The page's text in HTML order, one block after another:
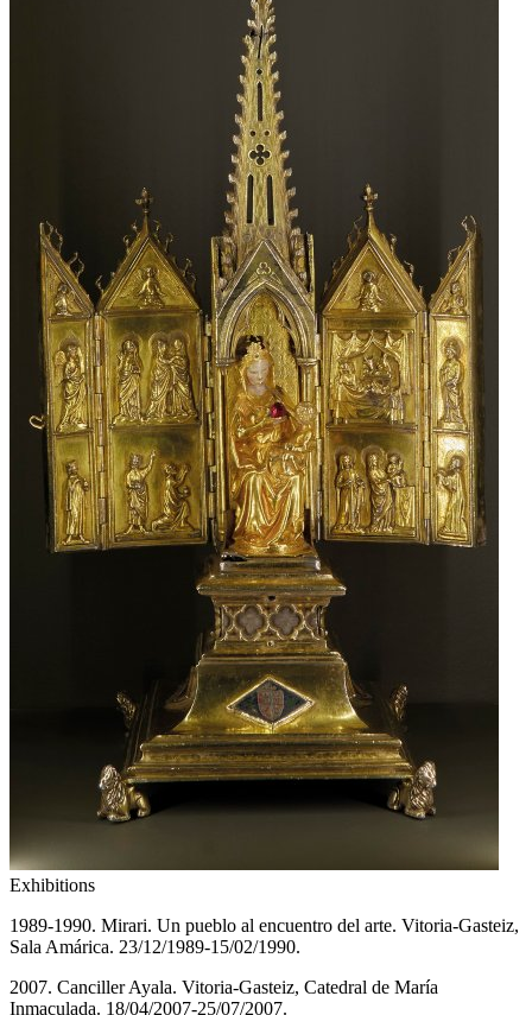
Exhibitions
1989-1990. Mirari. Un pueblo al encuentro del arte. Vitoria-Gasteiz,
Sala Amárica. 23/12/1989-15/02/1990.
2007. Canciller Ayala. Vitoria-Gasteiz, Catedral de María
Inmaculada. 18/04/2007-25/07/2007.